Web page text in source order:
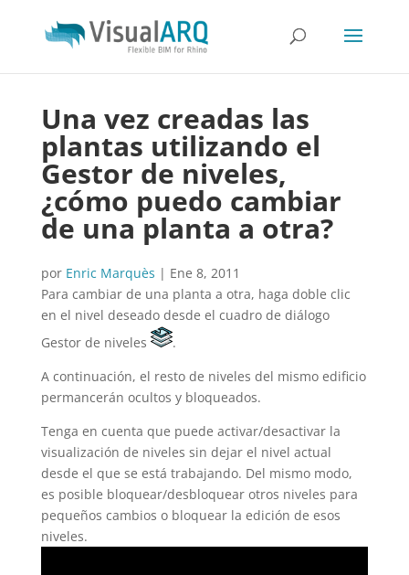
Una vez creadas las
plantas utilizando el
Gestor de niveles,
¿cómo puedo cambiar
de una planta a otra?
por Enric Marquès | Ene 8, 2011
Para cambiar de una planta a otra, haga doble clic
en el nivel deseado desde el cuadro de diálogo
Gestor de niveles
.
A continuación, el resto de niveles del mismo edificio
permancerán ocultos y bloqueados.
Tenga en cuenta que puede activar/desactivar la
visualización de niveles sin dejar el nivel actual
desde el que se está trabajando. Del mismo modo,
es posible bloquear/desbloquear otros niveles para
pequeños cambios o bloquear la edición de esos
niveles.